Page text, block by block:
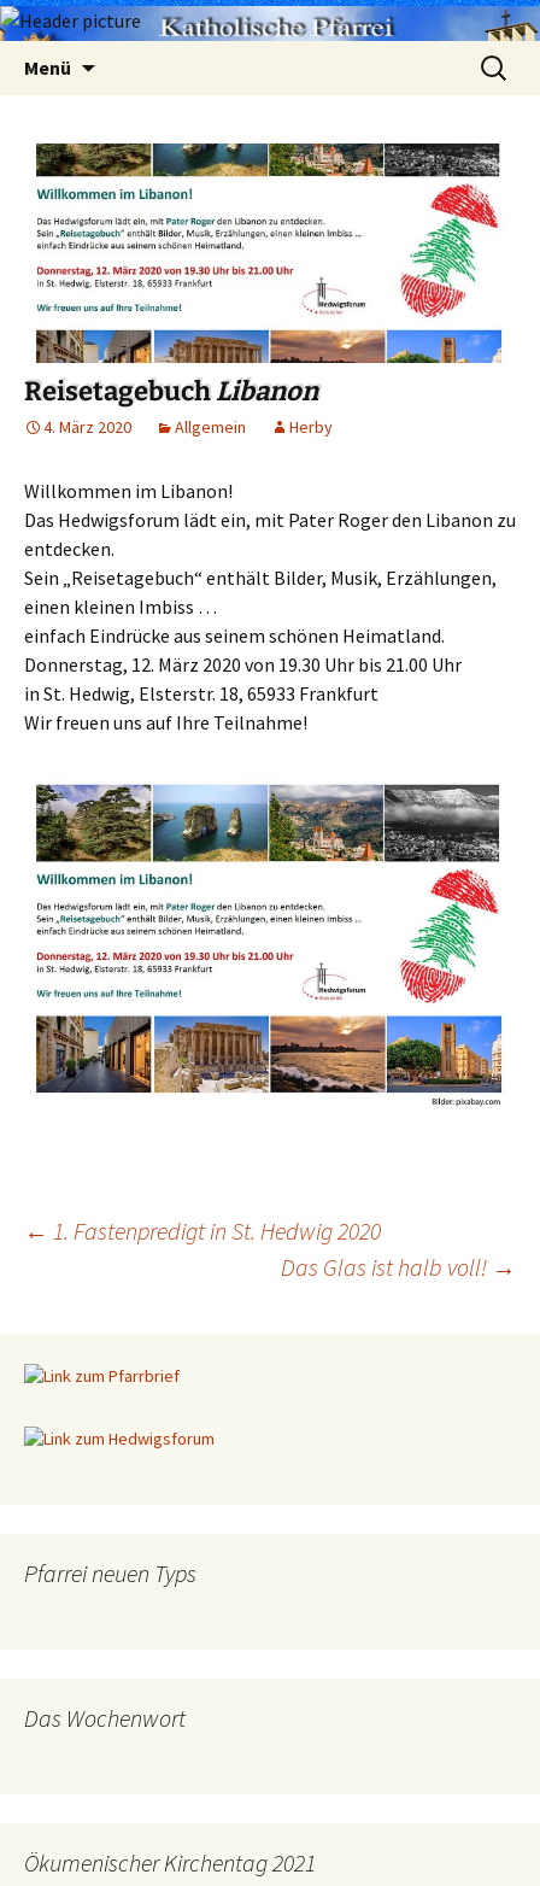
Menü
Suchen
nach:
ReisetagebuchLibanon
4. März 2020 Allgemein Herby
Willkommen im Libanon!
Das Hedwigsforum lädt ein, mit Pater Roger den Libanon zu
entdecken.
Sein „Reisetagebuch“ enthält Bilder, Musik, Erzählungen,
einen kleinen Imbiss …
einfach Eindrücke aus seinem schönen Heimatland.
Donnerstag, 12. März 2020 von 19.30 Uhr bis 21.00 Uhr
in St. Hedwig, Elsterstr. 18, 65933 Frankfurt
Wir freuen uns auf Ihre Teilnahme!
Beitragsnavigation
← 1. Fastenpredigt in St. Hedwig 2020
Das Glas ist halb voll! →
Pfarrei neuen Typs
Das Wochenwort
Ökumenischer Kirchentag 2021